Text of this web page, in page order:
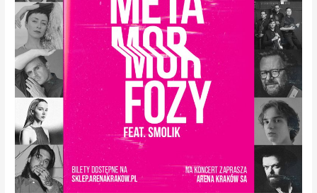
relacja
redaktorki
Radio
Praga,
Justyny
Tawickiej
ze
spotkania
prasowego.